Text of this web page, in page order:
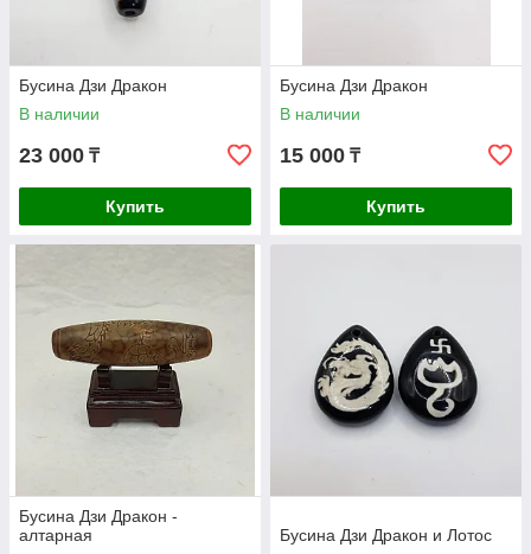
Бусина Дзи Дракон
В наличии
23 000 ₸
Купить
Бусина Дзи Дракон
В наличии
15 000 ₸
Купить
Бусина Дзи Дракон -
алтарная
Бусина Дзи Дракон и Лотос